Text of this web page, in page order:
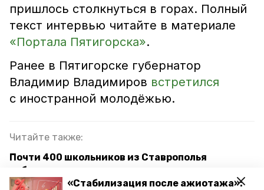
«Стабилизация после ажиотажа»:
пришлось столкнуться в горах. Полный
текст интервью читайте в материале
«Портала Пятигорска».
Ранее в Пятигорске губернатор
Владимир Владимиров встретился
с иностранной молодёжью.
Читайте также:
Почти 400 школьников из Ставрополья
побывали на экскурсиях по казачьим местам